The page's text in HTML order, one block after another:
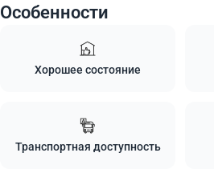
Особенности
Хорошее состояние
Транспортная доступность